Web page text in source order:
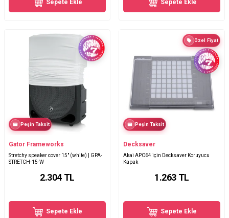
Sepete Ekle Sepete Ekle
Peşin Taksit
Gator Frameworks
Stretchy speaker cover 15" (white) | GPA-
STRETCH-15-W
2.304 TL
Sepete Ekle
Özel Fiyat
Peşin Taksit
Decksaver
Akai APC64 için Decksaver Koruyucu
Kapak
1.263 TL
Sepete Ekle